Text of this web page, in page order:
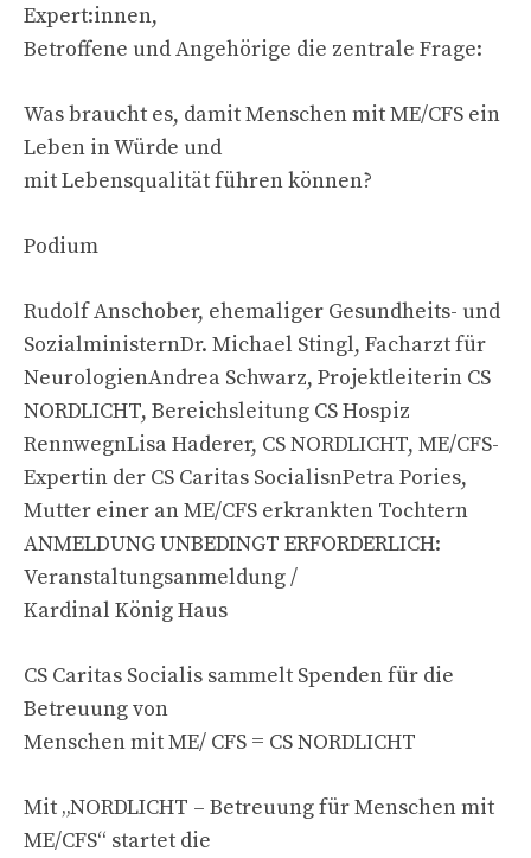
Expert:innen,
Betroffene und Angehörige die zentrale Frage:
Was braucht es, damit Menschen mit ME/CFS ein
Leben in Würde und
mit Lebensqualität führen können?
Podium
Rudolf Anschober, ehemaliger Gesundheits- und
SozialministernDr. Michael Stingl, Facharzt für
NeurologienAndrea Schwarz, Projektleiterin CS
NORDLICHT, Bereichsleitung CS Hospiz
RennwegnLisa Haderer, CS NORDLICHT, ME/CFS-
Expertin der CS Caritas SocialisnPetra Pories,
Mutter einer an ME/CFS erkrankten Tochtern
ANMELDUNG UNBEDINGT ERFORDERLICH:
Veranstaltungsanmeldung /
Kardinal König Haus
CS Caritas Socialis sammelt Spenden für die
Betreuung von
Menschen mit ME/ CFS = CS NORDLICHT
Mit „NORDLICHT – Betreuung für Menschen mit
ME/CFS“ startet die